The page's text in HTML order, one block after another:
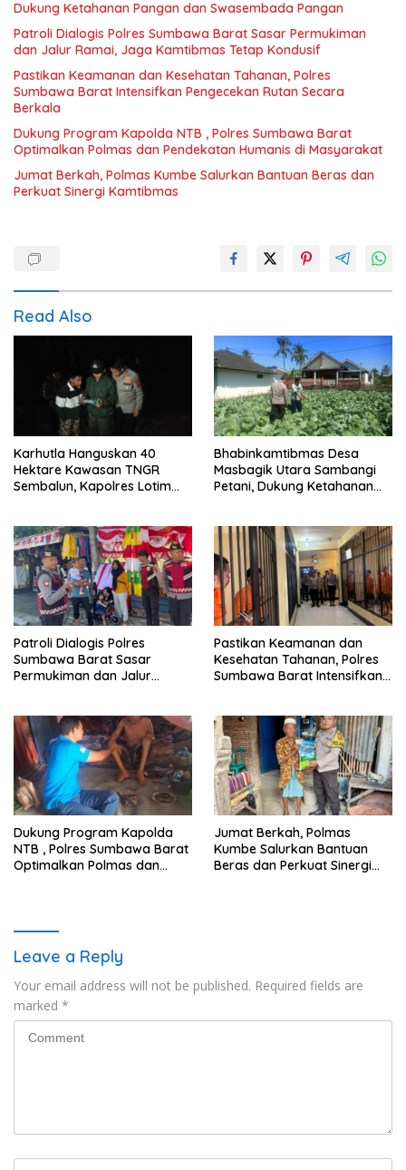
Dukung Ketahanan Pangan dan Swasembada Pangan
Patroli Dialogis Polres Sumbawa Barat Sasar Permukiman
dan Jalur Ramai, Jaga Kamtibmas Tetap Kondusif
Pastikan Keamanan dan Kesehatan Tahanan, Polres
Sumbawa Barat Intensifkan Pengecekan Rutan Secara
Berkala
Dukung Program Kapolda NTB , Polres Sumbawa Barat
Optimalkan Polmas dan Pendekatan Humanis di Masyarakat
Jumat Berkah, Polmas Kumbe Salurkan Bantuan Beras dan
Perkuat Sinergi Kamtibmas
Read Also
Karhutla Hanguskan 40
Hektare Kawasan TNGR
Sembalun, Kapolres Lotim
Bhabinkamtibmas Desa
Masbagik Utara Sambangi
Petani, Dukung Ketahanan
Patroli Dialogis Polres
Sumbawa Barat Sasar
Permukiman dan Jalur
Pastikan Keamanan dan
Kesehatan Tahanan, Polres
Sumbawa Barat Intensifkan
Dukung Program Kapolda
NTB , Polres Sumbawa Barat
Optimalkan Polmas dan
Jumat Berkah, Polmas
Kumbe Salurkan Bantuan
Beras dan Perkuat Sinergi
Leave a Reply
Your email address will not be published. Required fields are
marked *